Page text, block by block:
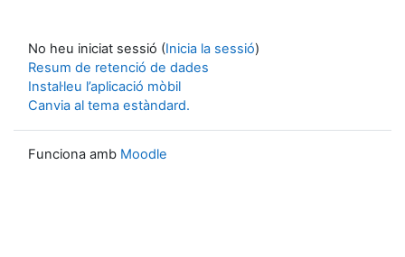
No heu iniciat sessió (Inicia la sessió)
Resum de retenció de dades
Instal·leu l’aplicació mòbil
Canvia al tema estàndard.
Funciona amb Moodle